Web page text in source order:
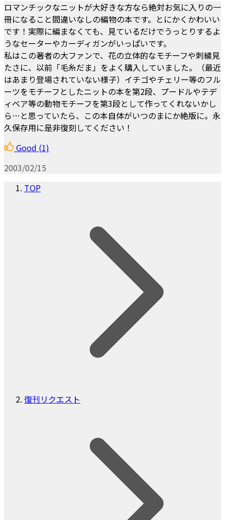
ロマンチックなニットが大好きな方なら絶対お気に入りの一
冊になること間違いなしの編物の本です。とにかくかわいい
です！実際に編まなくても、見ているだけでうっとりするよ
うなセーターやカーディガンがいっぱいです。
私はこの著者の大ファンで、花の立体的なモチーフや刺繍見
たさに、以前「毛糸だま」をよく購入していました。（最近
はあまり登場されていない様子）イチゴやチェリー等のフル
ーツをモチーフとしたニットの本を第2段、プードルやテデ
ィベア等の動物モチーフを第3段として作ってくれないかし
ら…と思っていたら、この本自体がいつのまにか絶版に。永
久保存用に是非復刻してください！
Good (1)
2003/02/15
TOP
復刊リクエスト